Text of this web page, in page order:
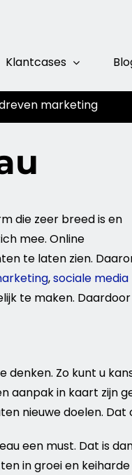
Klantcases
marketing
die zeer breed is en
mee. Online
te laten zien.
,sociale media
te maken. Daardoor
denken. Zo kunt u
in kaart zijn
nieuwe doelen.
een must. Dat is
in groei en